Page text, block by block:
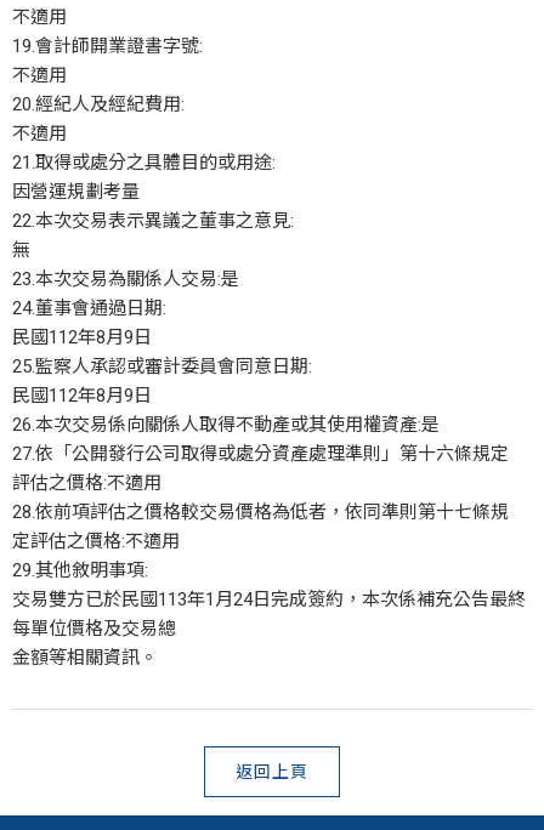
不適用
19.會計師開業證書字號:
不適用
20.經紀人及經紀費用:
不適用
21.取得或處分之具體目的或用途:
因營運規劃考量
22.本次交易表示異議之董事之意見:
無
23.本次交易為關係人交易:是
24.董事會通過日期:
民國112年8月9日
25.監察人承認或審計委員會同意日期:
民國112年8月9日
26.本次交易係向關係人取得不動產或其使用權資產:是
27.依「公開發行公司取得或處分資產處理準則」第十六條規定
評估之價格:不適用
28.依前項評估之價格較交易價格為低者，依同準則第十七條規
定評估之價格:不適用
29.其他敘明事項:
交易雙方已於民國113年1月24日完成簽約，本次係補充公告最終
每單位價格及交易總
金額等相關資訊。
返回上頁